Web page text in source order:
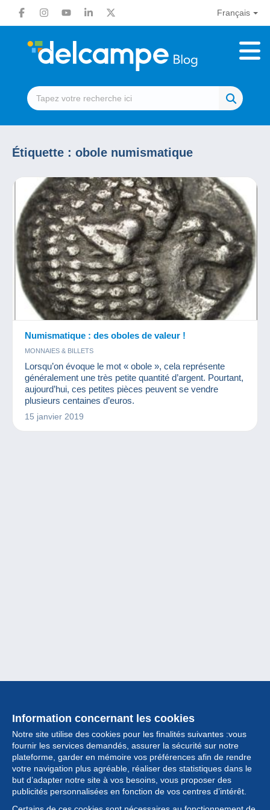
Français
Étiquette : obole numismatique
Numismatique : des oboles de valeur !
MONNAIES & BILLETS
Lorsqu’on évoque le mot « obole », cela représente
généralement une très petite quantité d’argent. Pourtant,
aujourd’hui, ces petites pièces peuvent se vendre
plusieurs centaines d’euros.
15 janvier 2019
Information concernant les cookies
Notre site utilise des cookies pour les finalités suivantes :vous
fournir les services demandés, assurer la sécurité sur notre
plateforme, garder en mémoire vos préférences afin de rendre
votre navigation plus agréable, réaliser des statistiques dans le
but d’adapter notre site à vos besoins, vous proposer des
publicités personnalisées en fonction de vos centres d’intérêt.
Collection